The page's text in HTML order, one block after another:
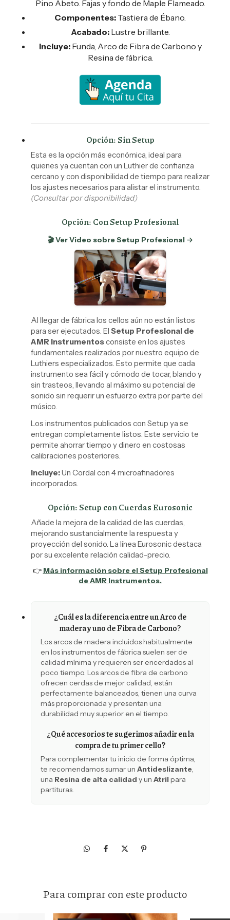
Pino Abeto. Fajas y fondo de Maple Flameado.
Componentes: Tastiera de Ébano.
Acabado:Lustre brillante.
Incluye:Funda, Arco de Fibra de Carbono y
Resina de fábrica.
Opción: Sin Setup
Esta es la opción más económica, ideal para
quienes ya cuentan con un Luthier de confianza
cercano y con disponibilidad de tiempo para realizar
los ajustes necesarios para alistar el instrumento.
(Consultar por disponibilidad)
Opción: Con Setup Profesional
🎬 Ver Video sobre Setup Profesional →
Al llegar de fábrica los cellos aún no están listos
para ser ejecutados. El Setup Profesional de
AMR Instrumentosconsiste en los ajustes
fundamentales realizados por nuestro equipo de
Luthiers especializados. Esto permite que cada
instrumento sea fácil y cómodo de tocar, blando y
sin trasteos, llevando al máximo su potencial de
sonido sin requerir un esfuerzo extra por parte del
músico.
Los instrumentos publicados con Setup ya se
entregan completamente listos. Este servicio te
permite ahorrar tiempo y dinero en costosas
calibraciones posteriores.
Incluye:Un Cordal con 4 microafinadores
incorporados.
Opción: Setup con Cuerdas Eurosonic
Añade la mejora de la calidad de las cuerdas,
mejorando sustancialmente la respuesta y
proyección del sonido. La línea Eurosonic destaca
por su excelente relación calidad-precio.
👉 Más información sobre el Setup Profesional
de AMR Instrumentos.
¿Cuál es la diferencia entre un Arco de
madera y uno de Fibra de Carbono?
Los arcos de madera incluidos habitualmente
en los instrumentos de fábrica suelen ser de
calidad mínima y requieren ser encerdados al
poco tiempo. Los arcos de fibra de carbono
ofrecen cerdas de mejor calidad, están
perfectamente balanceados, tienen una curva
más proporcionada y presentan una
durabilidad muy superior en el tiempo.
¿Qué accesorios te sugerimos añadir en la
compra de tu primer cello?
Para complementar tu inicio de forma óptima,
te recomendamos sumar un Antideslizante,
una Resina de alta calidad y un Atrilpara
partituras.
Para comprar con este producto